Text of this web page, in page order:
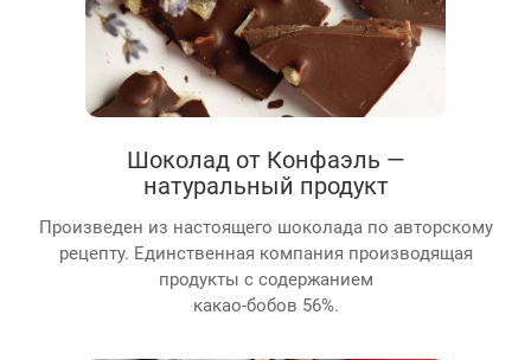
Шоколад от Конфаэль —
натуральный продукт
Произведен из настоящего шоколада по авторскому
рецепту. Единственная компания производящая
продукты с содержанием
какао-бобов 56%.